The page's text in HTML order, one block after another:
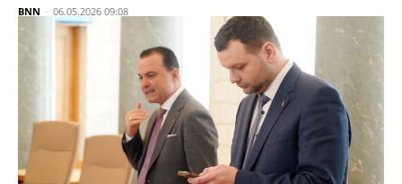
BNN - 06.05.2026 09:08